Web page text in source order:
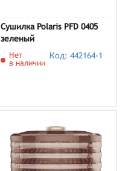
Сушилка Polaris PFD 0405
зеленый
Нет
в наличии
Код: 442164-1